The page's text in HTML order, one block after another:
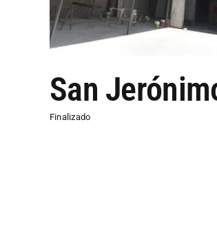
San
Finalizado